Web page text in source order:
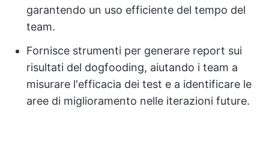
garantendo un uso efficiente del tempo del
team.
Fornisce strumenti per generare report sui
risultati del dogfooding, aiutando i team a
misurare l'efficacia dei test e a identificare le
aree di miglioramento nelle iterazioni future.